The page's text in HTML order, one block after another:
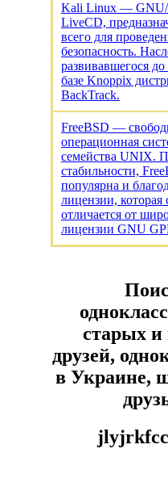
Kali Linux —
LiveCD,
всего для
безопасность.
развивавшегося
базе Knoppix
BackTrack.
FreeBSD —
операционная
семейства UNIX.
стабильности,
популярна и
лицензии, которая
отличается от
лицензии GNU
старых
друзей,
в Украине,